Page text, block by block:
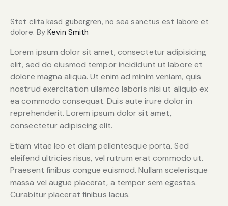
Stet clita kasd gubergren, no sea sanctus est labore et
dolore. ByKevin Smith
Lorem ipsum dolor sit amet, consectetur adipisicing
elit, sed do eiusmod tempor incididunt ut labore et
dolore magna aliqua. Ut enim ad minim veniam, quis
nostrud exercitation ullamco laboris nisi ut aliquip ex
ea commodo consequat. Duis aute irure dolor in
reprehenderit. Lorem ipsum dolor sit amet,
consectetur adipiscing elit.
Etiam vitae leo et diam pellentesque porta. Sed
eleifend ultricies risus, vel rutrum erat commodo ut.
Praesent finibus congue euismod. Nullam scelerisque
massa vel augue placerat, a tempor sem egestas.
Curabitur placerat finibus lacus.